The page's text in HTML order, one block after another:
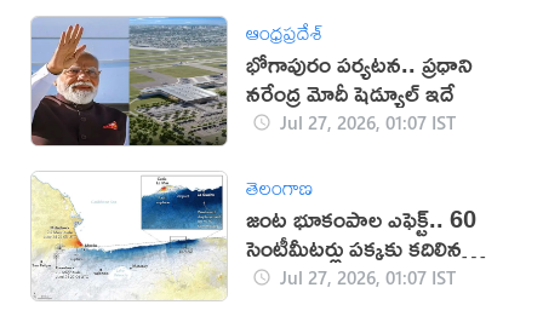
ఆంధ్రప్రదేశ్
భోగాపురం పర్యటన.. ప్రధాని
నరేంద్ర మోదీ షెడ్యూల్ ఇదే
Jul 27, 2026, 01:07 IST
తెలంగాణ
జంట భూకంపాల ఎఫెక్ట్.. 60
సెంటీమీటర్లు పక్కకు కదిలిన
వెనిజులా
Jul 27, 2026, 01:07 IST